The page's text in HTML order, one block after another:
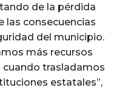
de la pérdida
las consecuencias
del municipio.
más recursos
cuando trasladamos
estatales”,